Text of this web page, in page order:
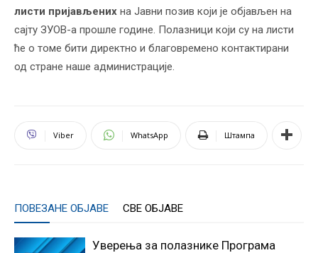
листи пријављених на Јавни позив који је објављен на
сајту ЗУОВ-а прошле године. Полазници који су на листи
ће о томе бити директно и благовремено контактирани
од стране наше администрације.
Viber WhatsApp Штампа
ПОВЕЗАНЕ ОБЈАВЕ СВЕ ОБЈАВЕ
Уверења за полазнике Програмa